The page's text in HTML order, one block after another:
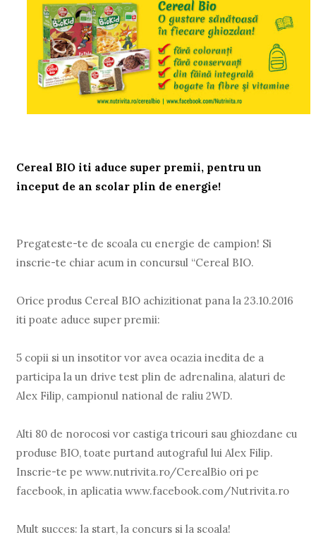
Cereal BIO iti aduce super premii, pentru un
inceput de an scolar plin de energie!
Pregateste-te de scoala cu energie de campion! Si
inscrie-te chiar acum in concursul “Cereal BIO.
Orice produs Cereal BIO achizitionat pana la 23.10.2016
iti poate aduce super premii:
5 copii si un insotitor vor avea ocazia inedita de a
participa la un drive test plin de adrenalina, alaturi de
Alex Filip, campionul national de raliu 2WD.
Alti 80 de norocosi vor castiga tricouri sau ghiozdane cu
produse BIO, toate purtand autograful lui Alex Filip.
Inscrie-te pe www.nutrivita.ro/CerealBio ori pe
facebook, in aplicatia www.facebook.com/Nutrivita.ro
Mult succes: la start, la concurs si la scoala!